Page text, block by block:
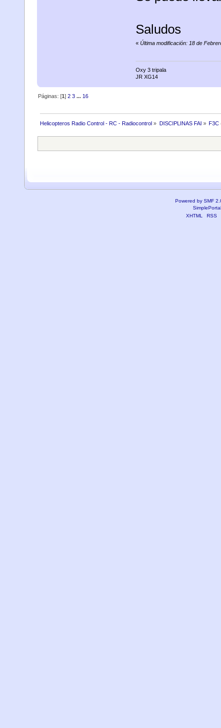
Saludos
« Última modificación: 18 de
Oxy 3 tripala
JR XG14
Páginas: [1]2 3 ... 16
Helicopteros Radio Control - RC - Radiocontrol » DISCIPLINAS FAI » F3C
Powered by SMF
XHTML
RSS